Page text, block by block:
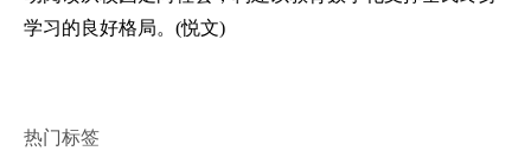
学习的良好格局。(悦文)
热门标签